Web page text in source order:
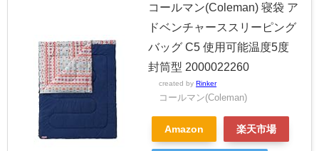
コールマン(Coleman) 寝袋 ア
ドベンチャーススリーピング
バッグ C5 使用可能温度5度
封筒型 2000022260
created by Rinker
コールマン(Coleman)
Amazon 楽天市場